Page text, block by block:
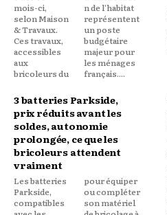
mois-ci,
selon Maison
& Travaux.
Ces travaux,
accessibles
aux
bricoleurs du
n de l'habitat
représentent
un poste
budgétaire
majeur pour
les ménages
français....
3 batteries Parkside,
prix réduits avant les
soldes, autonomie
prolongée, ce que les
bricoleurs attendent
vraiment
Les batteries
Parkside,
compatibles
pour équiper
ou compléter
son matériel